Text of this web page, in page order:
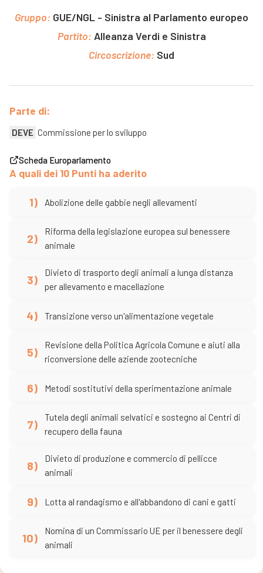
Gruppo: GUE/NGL - Sinistra al Parlamento europeo
Partito: Alleanza Verdi e Sinistra
Circoscrizione: Sud
Parte di:
DEVE Commissione per lo sviluppo
Scheda Europarlamento
A quali dei 10 Punti ha aderito
1) Abolizione delle gabbie negli allevamenti
2)
Riforma della legislazione europea sul benessere
animale
3)
Divieto di trasporto degli animali a lunga distanza
per allevamento e macellazione
4) Transizione verso un'alimentazione vegetale
5)
Revisione della Politica Agricola Comune e aiuti alla
riconversione delle aziende zootecniche
6) Metodi sostitutivi della sperimentazione animale
7)
Tutela degli animali selvatici e sostegno ai Centri di
recupero della fauna
8)
Divieto di produzione e commercio di pellicce
animali
9) Lotta al randagismo e all'abbandono di cani e gatti
10)
Nomina di un Commissario UE per il benessere degli
animali